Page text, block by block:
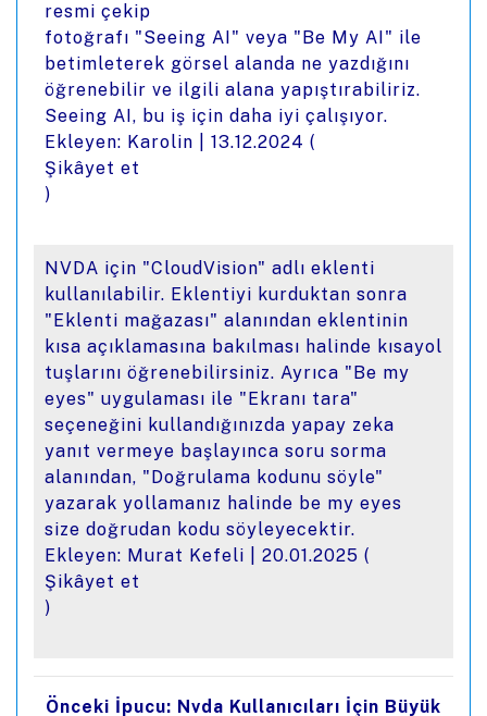
resmi çekip
fotoğrafı "Seeing AI" veya "Be My AI" ile
betimleterek görsel alanda ne yazdığını
öğrenebilir ve ilgili alana yapıştırabiliriz.
Seeing AI, bu iş için daha iyi çalışıyor.
Ekleyen: Karolin | 13.12.2024 (
Şikâyet et
)
NVDA için "CloudVision" adlı eklenti
kullanılabilir. Eklentiyi kurduktan sonra
"Eklenti mağazası" alanından eklentinin
kısa açıklamasına bakılması halinde kısayol
tuşlarını öğrenebilirsiniz. Ayrıca "Be my
eyes" uygulaması ile "Ekranı tara"
seçeneğini kullandığınızda yapay zeka
yanıt vermeye başlayınca soru sorma
alanından, "Doğrulama kodunu söyle"
yazarak yollamanız halinde be my eyes
size doğrudan kodu söyleyecektir.
Ekleyen: Murat Kefeli | 20.01.2025 (
Şikâyet et
)
Önceki İpucu: Nvda Kullanıcıları İçin Büyük